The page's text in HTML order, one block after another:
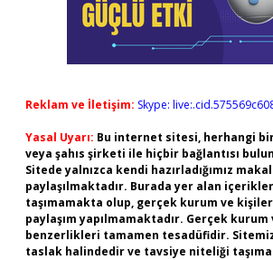
Reklam ve İletişim: Skype:
Yasal Uyarı: Bu internet sitesi, herhangi
veya şahıs şirketi ile hiçbir bağlantısı
Sitede yalnızca kendi hazırladığımız
paylaşılmaktadır. Burada yer alan
taşımamakta olup, gerçek kurum ve
paylaşım yapılmamaktadır. Gerçek
benzerlikleri tamamen tesadüfidir.
taslak halindedir ve tavsiye niteliği